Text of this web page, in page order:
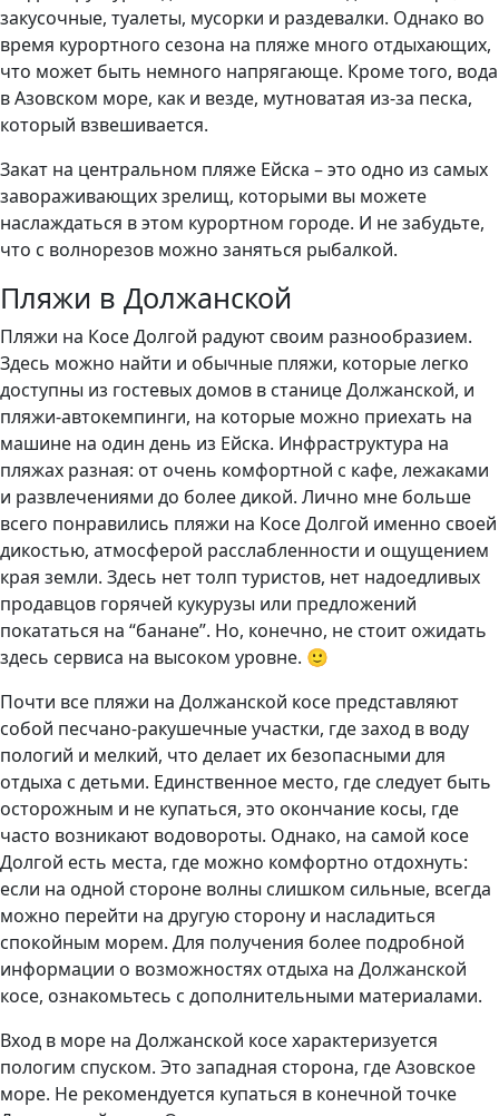
закусочные, туалеты, мусорки и раздевалки. Однако во
время курортного сезона на пляже много отдыхающих,
что может быть немного напрягающе. Кроме того, вода
в Азовском море, как и везде, мутноватая из-за песка,
который взвешивается.
Закат на центральном пляже Ейска – это одно из самых
завораживающих зрелищ, которыми вы можете
наслаждаться в этом курортном городе. И не забудьте,
что с волнорезов можно заняться рыбалкой.
Пляжи в Должанской
Пляжи на Косе Долгой радуют своим разнообразием.
Здесь можно найти и обычные пляжи, которые легко
доступны из гостевых домов в станице Должанской, и
пляжи-автокемпинги, на которые можно приехать на
машине на один день из Ейска. Инфраструктура на
пляжах разная: от очень комфортной с кафе, лежаками
и развлечениями до более дикой. Лично мне больше
всего понравились пляжи на Косе Долгой именно своей
дикостью, атмосферой расслабленности и ощущением
края земли. Здесь нет толп туристов, нет надоедливых
продавцов горячей кукурузы или предложений
покататься на “банане”. Но, конечно, не стоит ожидать
здесь сервиса на высоком уровне. 🙂
Почти все пляжи на Должанской косе представляют
собой песчано-ракушечные участки, где заход в воду
пологий и мелкий, что делает их безопасными для
отдыха с детьми. Единственное место, где следует быть
осторожным и не купаться, это окончание косы, где
часто возникают водовороты. Однако, на самой косе
Долгой есть места, где можно комфортно отдохнуть:
если на одной стороне волны слишком сильные, всегда
можно перейти на другую сторону и насладиться
спокойным морем. Для получения более подробной
информации о возможностях отдыха на Должанской
косе, ознакомьтесь с дополнительными материалами.
Вход в море на Должанской косе характеризуется
пологим спуском. Это западная сторона, где Азовское
море. Не рекомендуется купаться в конечной точке